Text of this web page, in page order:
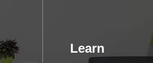
Learn